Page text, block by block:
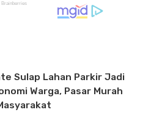
Sulap Lahan Parkir Jadi
Warga, Pasar Murah